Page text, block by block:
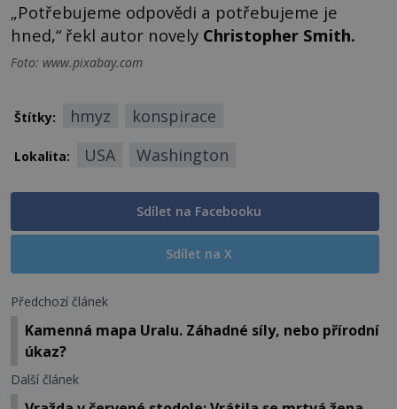
„Potřebujeme odpovědi a potřebujeme je
hned,“ řekl autor novely Christopher Smith.
Foto: www.pixabay.com
Štítky: hmyz konspirace
Lokalita: USA Washington
Sdílet na Facebooku
Sdílet na X
Předchozí článek
Kamenná mapa Uralu. Záhadné síly, nebo přírodní
úkaz?
Další článek